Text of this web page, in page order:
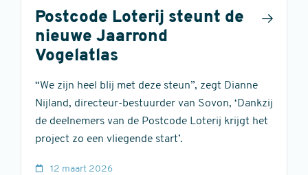
Postcode Loterij steunt de
nieuwe Jaarrond
Vogelatlas
“We zijn heel blij met deze steun”, zegt Dianne
Nijland, directeur-bestuurder van Sovon, ‘Dankzij
de deelnemers van de Postcode Loterij krijgt het
project zo een vliegende start’.
12 maart 2026